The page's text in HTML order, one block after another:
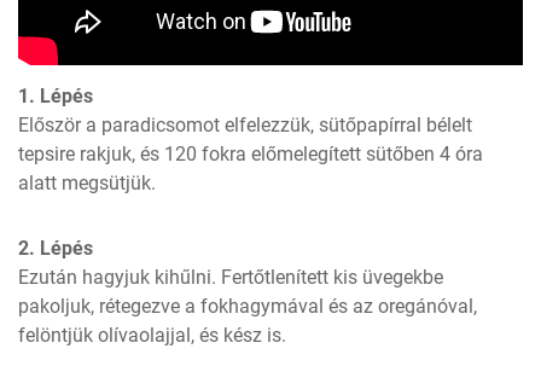
1. Lépés
Először a paradicsomot elfelezzük, sütőpapírral bélelt
tepsire rakjuk, és 120 fokra előmelegített sütőben 4 óra
alatt megsütjük.
2. Lépés
Ezután hagyjuk kihűlni. Fertőtlenített kis üvegekbe
pakoljuk, rétegezve a fokhagymával és az oregánóval,
felöntjük olívaolajjal, és kész is.